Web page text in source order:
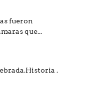
fueron
que...
.